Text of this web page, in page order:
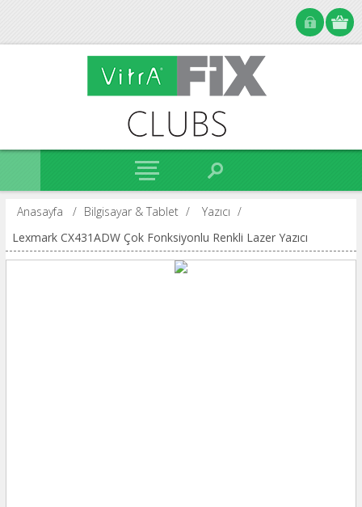
Anasayfa / Bilgisayar & Tablet / Yazıcı /
Lexmark CX431ADW Çok Fonksiyonlu Renkli Lazer Yazıcı